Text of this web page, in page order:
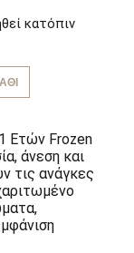
κατόπιν
Ετών Frozen
άνεση και
τις ανάγκες